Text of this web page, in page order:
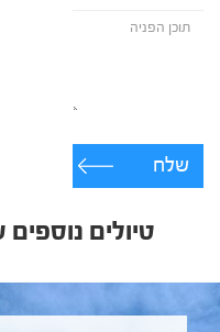
שלח
טיולים נוספים